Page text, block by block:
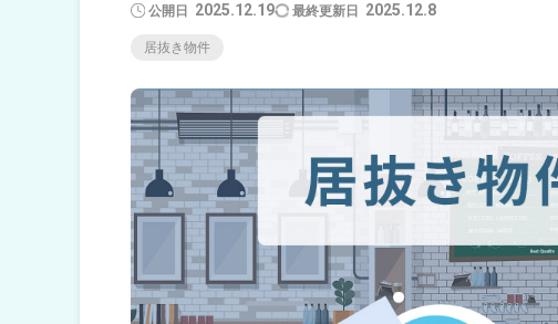
2025.12.19 2025.12.8
居抜き物件